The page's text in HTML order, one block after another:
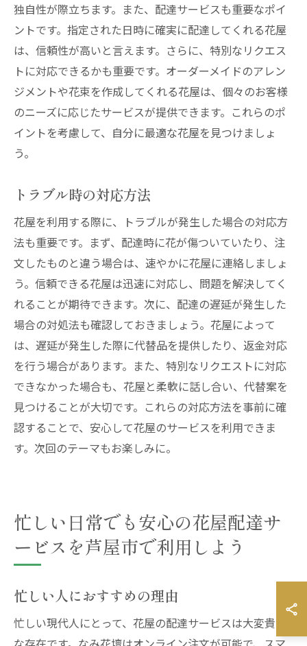
独自性が際立ちます。また、配達サービスも重要なポイ
ントです。指定された日時に確実に配達してくれる花屋
は、信頼性が高いと言えます。さらに、特別なリクエス
トに対応できるかも重要です。オーダーメイドのアレン
ジメントや花束を作成してくれる花屋は、個々のお客様
のニーズに応じたサービスが提供できます。これらのポ
イントを考慮して、自分に最適な花屋を見つけましょ
う。
トラブル時の対応方法
花屋を利用する際に、トラブルが発生した場合の対応方
法も重要です。まず、配達時に花が傷ついていたり、注
文したものと違う場合は、速やかに花屋に連絡しましょ
う。信頼できる花屋は迅速に対応し、問題を解決してく
れることが期待できます。次に、配達の遅延が発生した
場合の対処法も確認しておきましょう。花屋によって
は、遅延が発生した際に代替品を提供したり、返金対応
を行う場合があります。また、特別なリクエストに対応
できなかった場合も、花屋と柔軟に話し合い、代替案を
見つけることが大切です。これらの対応方法を事前に確
認することで、安心して花屋のサービスを利用できま
す。次回のテーマもお楽しみに。
忙しい日常でも安心の花屋配達サ
ービスを芦屋市で利用しよう
忙しい人におすすめの理由
忙しい現代人にとって、花屋の配達サービスは大変貴重